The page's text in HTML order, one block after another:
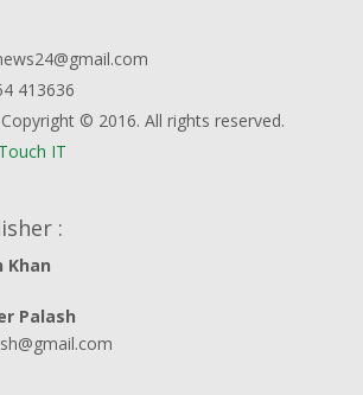
413636
© 2016. All rights reserved.
IT
:
Khan
Palash